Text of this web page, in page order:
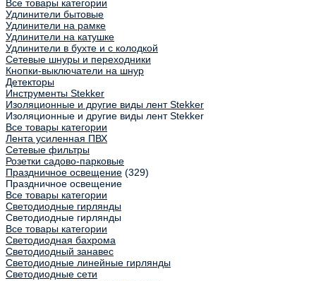
Все товары категории
Удлинители бытовые
Удлинители на рамке
Удлинители на катушке
Удлинители в бухте и с колодкой
Сетевые шнуры и переходники
Кнопки-выключатели на шнур
Детекторы
Инструменты Stekker
Изоляционные и другие виды лент Stekker
Изоляционные и другие виды лент Stekker
Все товары категории
Лента усиленная ПВХ
Сетевые фильтры
Розетки садово-парковые
Праздничное освещение (329)
Праздничное освещение
Все товары категории
Светодиодные гирлянды
Светодиодные гирлянды
Все товары категории
Светодиодная бахрома
Светодиодный занавес
Светодиодные линейные гирлянды
Светодиодные сети